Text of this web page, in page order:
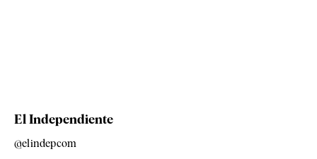
El Independiente
@elindepcom